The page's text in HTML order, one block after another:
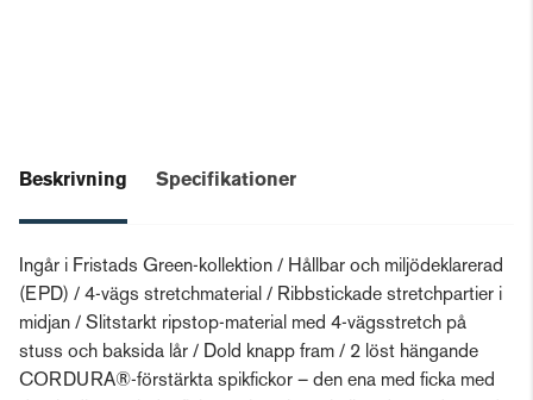
Beskrivning Specifikationer
Ingår i Fristads Green-kollektion / Hållbar och miljödeklarerad
(EPD) / 4-vägs stretchmaterial / Ribbstickade stretchpartier i
midjan / Slitstarkt ripstop-material med 4-vägsstretch på
stuss och baksida lår / Dold knapp fram / 2 löst hängande
CORDURA®-förstärkta spikfickor – den ena med ficka med